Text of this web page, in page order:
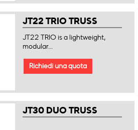
JT22 TRIO TRUSS
JT22 TRIO is a lightweight,
modular...
Richiedi una quota
JT30 DUO TRUSS